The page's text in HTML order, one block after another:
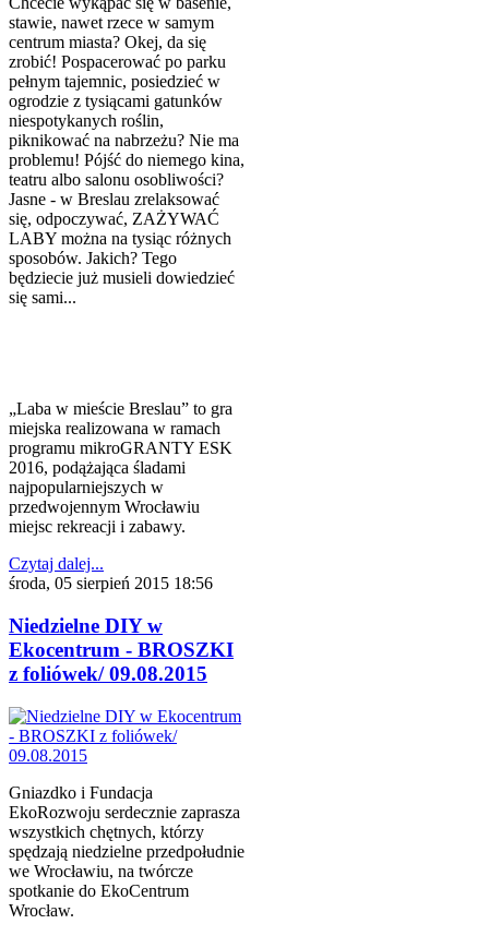
stawie, nawet rzece w samym
centrum miasta? Okej, da się
zrobić! Pospacerować po parku
pełnym tajemnic, posiedzieć w
ogrodzie z tysiącami gatunków
niespotykanych roślin,
piknikować na nabrzeżu? Nie ma
problemu! Pójść do niemego kina,
teatru albo salonu osobliwości?
Jasne - w Breslau zrelaksować
się, odpoczywać, ZAŻYWAĆ
LABY można na tysiąc różnych
sposobów. Jakich? Tego
będziecie już musieli dowiedzieć
się sami...
„Laba w mieście Breslau” to gra
miejska realizowana w ramach
programu mikroGRANTY ESK
2016, podążająca śladami
najpopularniejszych w
przedwojennym Wrocławiu
miejsc rekreacji i zabawy.
Czytaj dalej...
środa, 05 sierpień 2015 18:56
Niedzielne DIY w
Ekocentrum - BROSZKI
z foliówek/ 09.08.2015
Gniazdko i Fundacja
EkoRozwoju serdecznie zaprasza
wszystkich chętnych, którzy
spędzają niedzielne przedpołudnie
we Wrocławiu, na twórcze
spotkanie do EkoCentrum
Wrocław.